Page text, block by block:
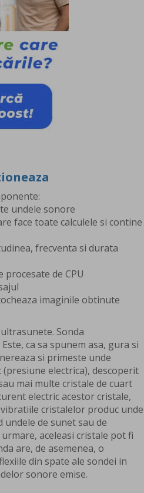
undele sonore
face toate calculele si contine
frecventa si durata
de CPU
imaginile obtinute
Sonda
ca sa spunem asa, gura si
si primeste unde
electrica), descoperit
mai multe cristale de cuart
electric acestor cristale,
cristalelor produc unde
de sunet sau de
aceleasi cristale pot fi
are, de asemenea, o
din spate ale sondei in
sonore emise.